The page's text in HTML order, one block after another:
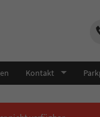
Kontakt